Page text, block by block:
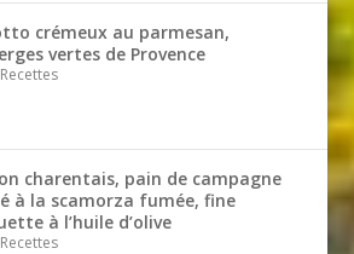
crémeux au parmesan,
vertes de Provence
charentais, pain de campagne
à la scamorza fumée, fine
à l’huile d’olive